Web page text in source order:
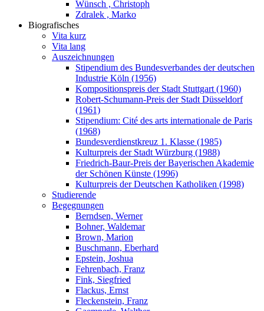
Wünsch , Christoph
Zdralek , Marko
Biografisches
Vita kurz
Vita lang
Auszeichnungen
Stipendium des Bundesverbandes der deutschen
Industrie Köln (1956)
Kompositionspreis der Stadt Stuttgart (1960)
Robert-Schumann-Preis der Stadt Düsseldorf
(1961)
Stipendium: Cité des arts internationale de Paris
(1968)
Bundesverdienstkreuz 1. Klasse (1985)
Kulturpreis der Stadt Würzburg (1988)
Friedrich-Baur-Preis der Bayerischen Akademie
der Schönen Künste (1996)
Kulturpreis der Deutschen Katholiken (1998)
Studierende
Begegnungen
Berndsen, Werner
Bohner, Waldemar
Brown, Marion
Buschmann, Eberhard
Epstein, Joshua
Fehrenbach, Franz
Fink, Siegfried
Flackus, Ernst
Fleckenstein, Franz